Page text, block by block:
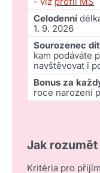
Celodenní
1. 9. 2026
Sourozenec
kam podáváte
navštěvovat i
Bonus za
roce narození
Jak
Kritéria pro